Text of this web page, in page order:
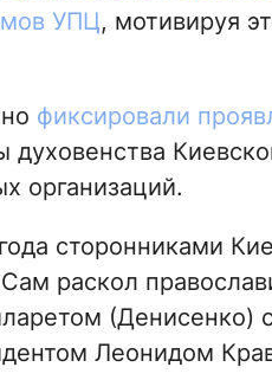
УПЦ, мотивируя
фиксировали
духовенства
организаций.
сторонниками
раскол
(Денисенко)
Леонидом